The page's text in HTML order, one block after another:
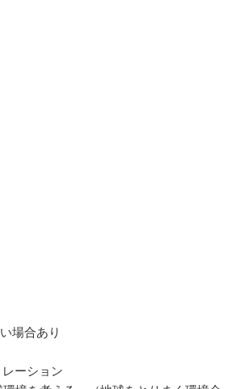
場合あり
ーション